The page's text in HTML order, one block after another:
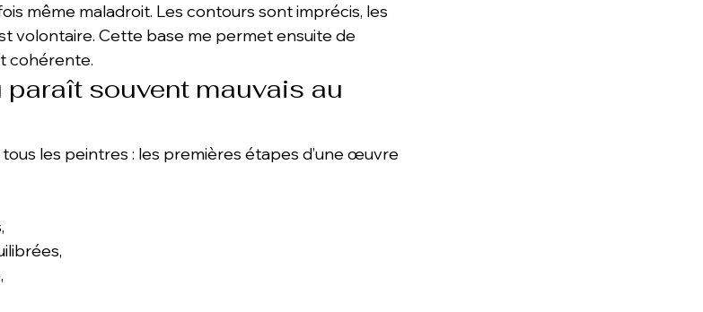
même maladroit. Les contours sont imprécis, les
volontaire. Cette base me permet ensuite de
cohérente.
souvent mauvais au
les peintres : les premières étapes d’une œuvre